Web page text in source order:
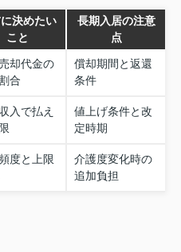
決めたい
こと
長期入居の注意
点
却代金の
合
償却期間と返還
条件
入で払え
値上げ条件と改
定時期
度と上限
介護度変化時の
追加負担